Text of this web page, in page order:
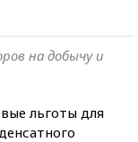
на добычу и
льготы для